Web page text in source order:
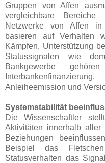
Gruppen von Affen
vergleichbare
Netzwerke von Affen in
basieren auf Verhalten
Kämpfen, Unterstützung
Statussignalen wie
Bankgewerbe
Anleiheemission und
Systemstabilität
Die Wissenschaftler
Aktivitäten innerhalb
Beziehungen
Beispiel das
Statusverhalten das